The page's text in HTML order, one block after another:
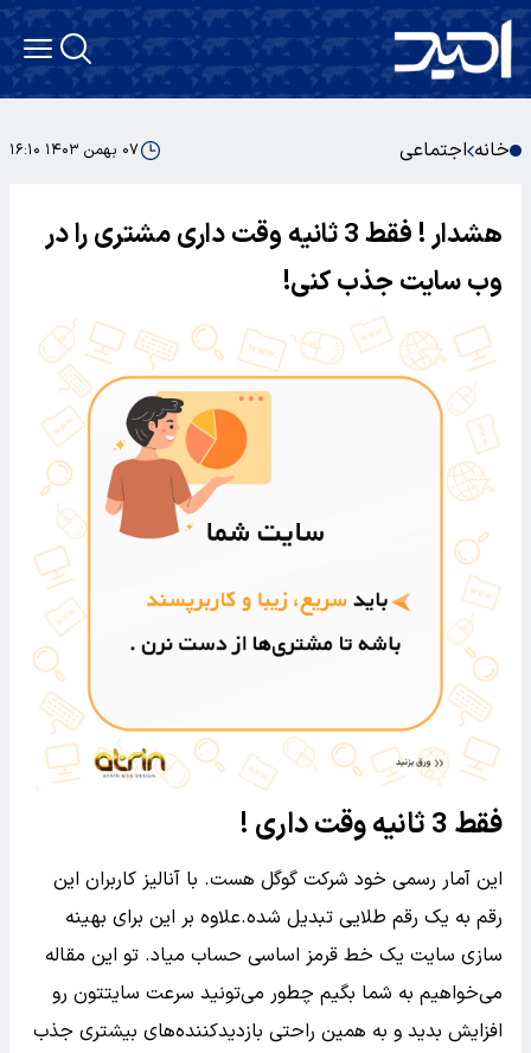
خانه اجتماعی ۰۷ بهمن ۱۴۰۳ ۱۶:۱۰
هشدار ! فقط 3 ثانیه وقت داری مشتری را در
وب سایت جذب کنی!
فقط 3 ثانیه وقت داری !
این آمار رسمی خود شرکت گوگل هست. با آنالیز کاربران این
رقم به یک رقم طلایی تبدیل شده.علاوه بر این برای بهینه
سازی سایت یک خط قرمز اساسی حساب میاد. تو این مقاله
می‌خواهیم به شما بگیم چطور می‌تونید سرعت سایتتون رو
افزایش بدید و به همین راحتی بازدیدکننده‌های بیشتری جذب